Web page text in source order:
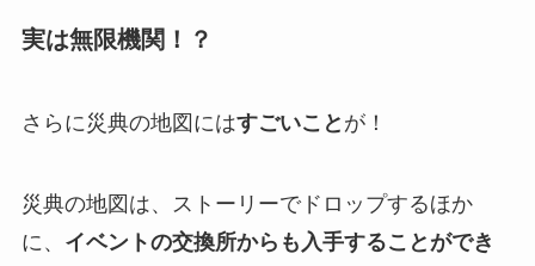
実は無限機関！？
さらに災典の地図にはすごいこと が！
災典の地図は、ストーリーでドロップするほか
に、 イベントの交換所からも入手することができ